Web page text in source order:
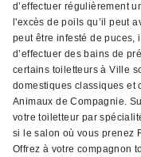
d’effectuer régulièrement
l'excès de poils qu’il peut
peut être infesté de puces,
d’effectuer des bains de
certains toiletteurs à Ville
domestiques classiques et
Animaux de Compagnie.
votre toiletteur par
si le salon où vous prenez
Offrez à votre compagnon